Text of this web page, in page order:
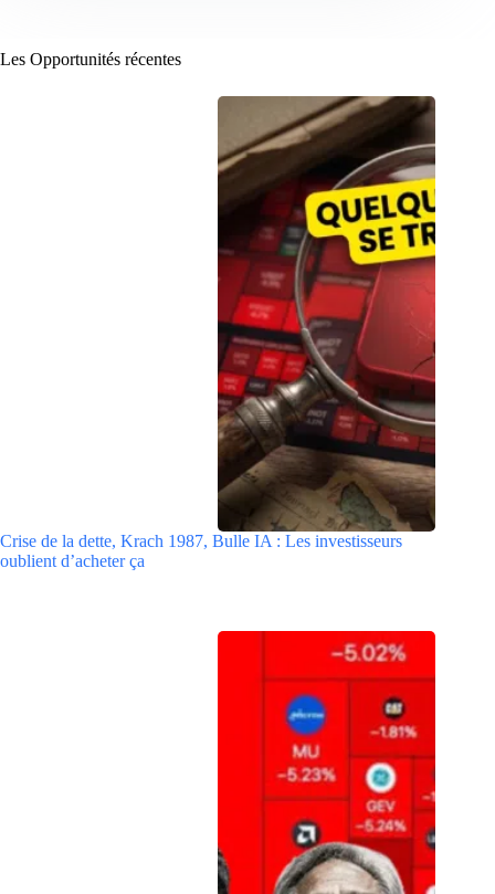
Les Opportunités récentes
Crise de la dette, Krach 1987, Bulle IA : Les investisseurs
oublient d’acheter ça